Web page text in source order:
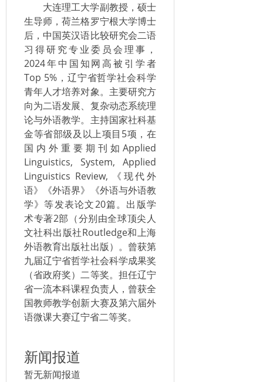
大连理工大学副教授，硕士
生导师，荷兰格罗宁根大学博士
后，中国英汉语比较研究会二语
习得研究专业委员会理事，
2024年中国知网高被引学者
Top 5%，辽宁省哲学社会科学
青年人才培养对象。主要研究方
向为二语发展、复杂动态系统理
论与外语教学。主持国家社科基
金等省部级及以上项目5项，在
国内外重要期刊如Applied
Linguistics, System, Applied
Linguistics Review, 《现代外
语》《外语界》《外语与外语教
学》等发表论文20篇。出版学
术专著2部（分别由全球顶尖人
文社科出版社Routledge和上海
外语教育出版社出版）。曾获第
九届辽宁省哲学社会科学成果奖
（省政府奖）二等奖。担任辽宁
省一流本科课程负责人，曾获全
国教师教学创新大赛及第六届外
语微课大赛辽宁省二等奖。
新闻报道
暂无新闻报道